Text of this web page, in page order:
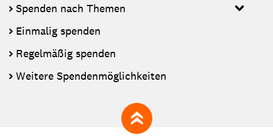
Spenden nach Themen
Einmalig spenden
Regelmäßig spenden
Weitere Spendenmöglichkeiten
zum Seitenanfang